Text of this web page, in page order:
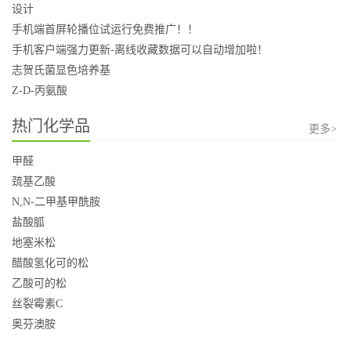
设计
手机端首屏轮播位试运行免费推广！！
手机客户端强力更新-离线收藏数据可以自动增加啦！
志贺氏菌显色培养基
Z-D-丙氨酸
热门化学品 更多>
甲醛
巯基乙酸
N,N-二甲基甲酰胺
盐酸胍
地塞米松
醋酸氢化可的松
乙酸可的松
丝裂霉素C
奥芬澳胺